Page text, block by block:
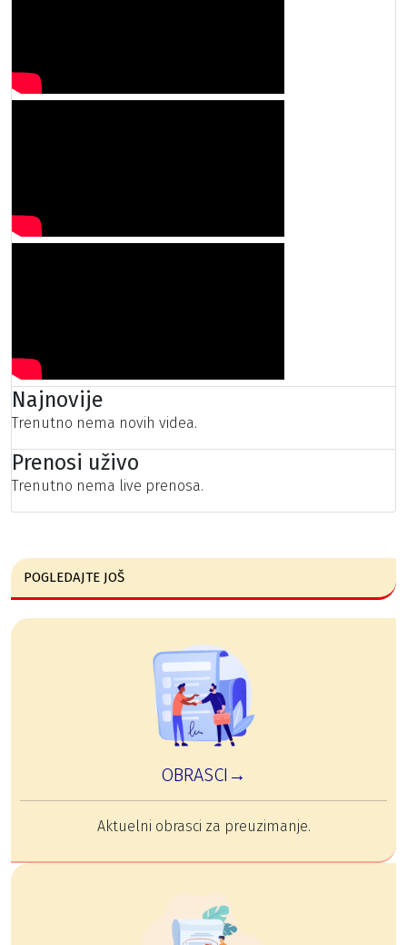
Najnovije
Trenutno nema novih videa.
Prenosi uživo
Trenutno nema live prenosa.
POGLEDAJTE JOŠ
OBRASCI→
Aktuelni obrasci za preuzimanje.